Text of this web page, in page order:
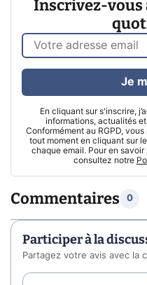
Inscrivez-
En cliquant sur s'inscrire,
informations, actualités
Conformément au RGPD,
tout moment en cliquant sur
chaque email. Pour en
consultez notre
Je
Commentaires 0
Participer à la
Partagez votre avis avec la